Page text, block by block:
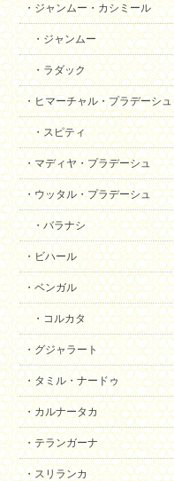
ジャンムー・カシミール
ジャンムー
ラダック
ヒマーチャル・プラデーシュ
スピティ
マディヤ・プラデーシュ
ウッタル・プラデーシュ
バラナシ
ビハール
ベンガル
コルカタ
グジャラート
タミル・ナードゥ
カルナータカ
テランガーナ
スリランカ